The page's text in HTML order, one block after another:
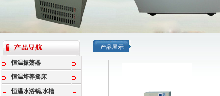
恒温振荡器
恒温培养摇床
恒温水浴锅,水槽
产品展示